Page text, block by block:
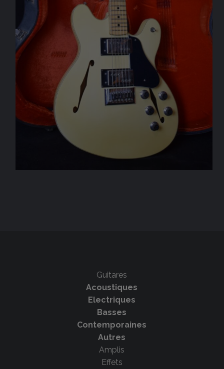
Guitares
Acoustiques
Electriques
Basses
Contemporaines
Autres
Amplis
Effets